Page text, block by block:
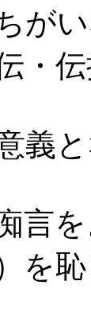
が
伝
義と
言
を恥